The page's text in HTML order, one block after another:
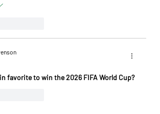
favorite to win the 2026 FIFA World Cup?